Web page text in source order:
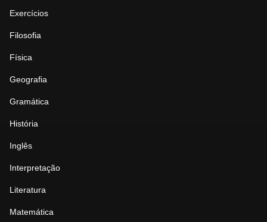
Exercícios
Filosofia
Física
Geografia
Gramática
História
Inglês
Interpretação
Literatura
Matemática